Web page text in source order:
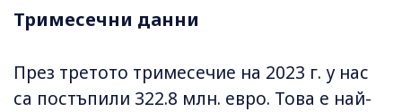
Тримесечни данни
През третото тримесечие на 2023 г. у нас
са постъпили 322.8 млн. евро. Това е най-